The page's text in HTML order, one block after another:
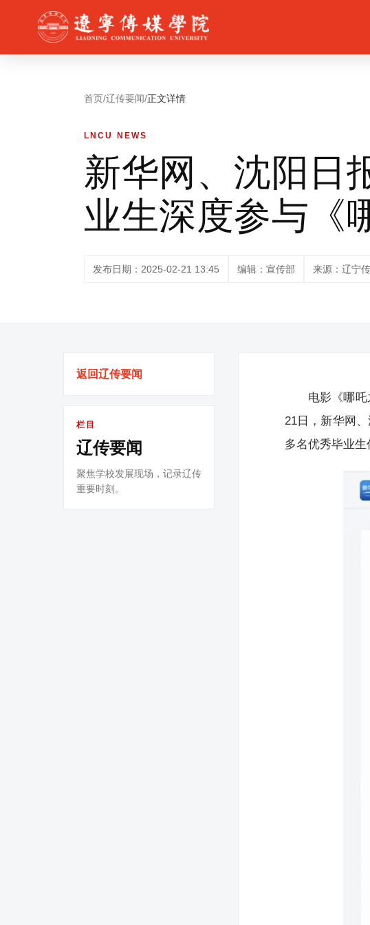
首页/辽传要闻/正文详情
LNCU NEWS
新华网、沈阳日
业生深度参与《
发布日期：2025-02-21 13:45 编辑：宣传部 来源：辽宁
返回辽传要闻
栏目
辽传要闻
聚焦学校发展现场，记录辽传
重要时刻。
电影《哪
21日，新华网
多名优秀毕业生